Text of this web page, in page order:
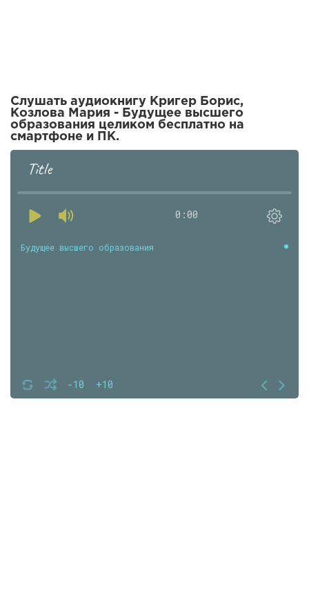
Слушать аудиокнигу Кригер Борис,
Козлова Мария - Будущее высшего
образования целиком бесплатно на
смартфоне и ПК.
Title
0:00
-10 +10
Будущее высшего образования